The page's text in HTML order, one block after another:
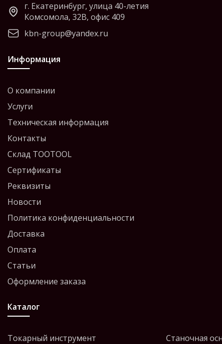
г. Екатеринбург, улица 40-летия
Комсомола, 32В, офис 409
kbn-group@yandex.ru
Информация
О компании
Услуги
Техническая информация
Контакты
Склад TOOTOOL
Сертификаты
Реквизиты
Новости
Политика конфиденциальности
Доставка
Оплата
Статьи
Оформление заказа
Каталог
Токарный инструмент
Станочная